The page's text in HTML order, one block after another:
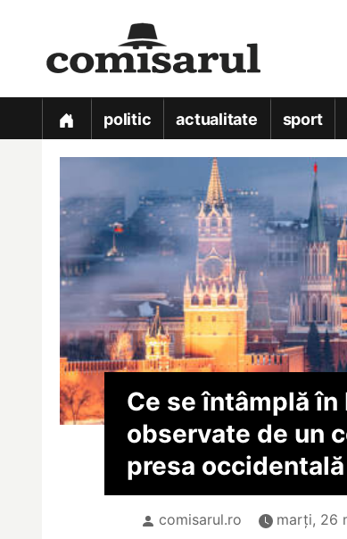
politic actualitate sport
Ce se întâmplă
observate de un
presa occidentală
comisarul.ro marți, 26